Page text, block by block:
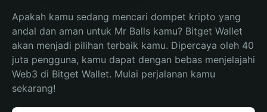
Apakah kamu sedang mencari dompet kripto yang
andal dan aman untuk Mr Balls kamu? Bitget Wallet
akan menjadi pilihan terbaik kamu. Dipercaya oleh 40
juta pengguna, kamu dapat dengan bebas menjelajahi
Web3 di Bitget Wallet. Mulai perjalanan kamu
sekarang!